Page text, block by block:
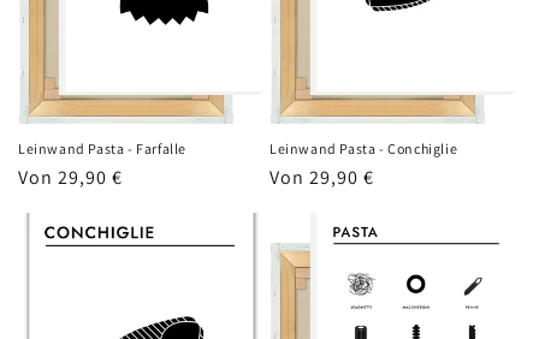
Leinwand Pasta - Farfalle
Normaler
Von 29,90 €
Leinwand Pasta - Conchiglie
Normaler
Von 29,90 €